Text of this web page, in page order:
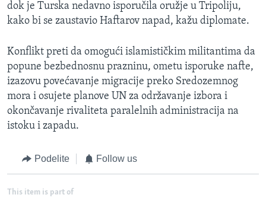
dok je Turska nedavno isporučila oružje u Tripoliju,
kako bi se zaustavio Haftarov napad, kažu diplomate.
Konflikt preti da omogući islamističkim militantima da
popune bezbednosnu prazninu, ometu isporuke nafte,
izazovu povećavanje migracije preko Sredozemnog
mora i osujete planove UN za održavanje izbora i
okončavanje rivaliteta paralelnih administracija na
istoku i zapadu.
Podelite Follow us
This item is part of